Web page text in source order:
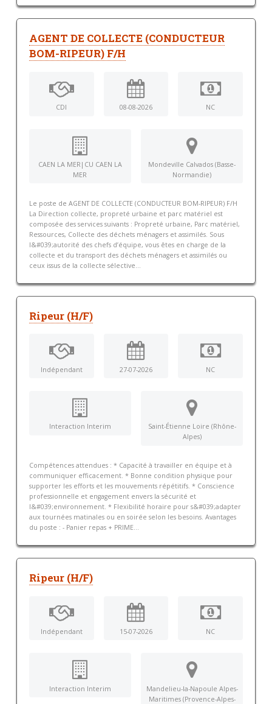
AGENT DE COLLECTE (CONDUCTEUR
BOM-RIPEUR) F/H
CDI 08-08-2026 NC
CAEN LA MER|CU CAEN LA
MER
Mondeville Calvados (Basse-
Normandie)
Le poste de AGENT DE COLLECTE (CONDUCTEUR BOM-RIPEUR) F/H
La Direction collecte, propreté urbaine et parc matériel est
composée des services suivants : Propreté urbaine, Parc matériel,
Ressources, Collecte des déchets ménagers et assimilés. Sous
l&#039;autorité des chefs d’équipe, vous êtes en charge de la
collecte et du transport des déchets ménagers et assimilés ou
ceux issus de la collecte sélective...
Ripeur (H/F)
Indépendant 27-07-2026 NC
Interaction Interim
Saint-Étienne Loire (Rhône-
Alpes)
Compétences attendues : * Capacité à travailler en équipe et à
communiquer efficacement. * Bonne condition physique pour
supporter les efforts et les mouvements répétitifs. * Conscience
professionnelle et engagement envers la sécurité et
l&#039;environnement. * Flexibilité horaire pour s&#039;adapter
aux tournées matinales ou en soirée selon les besoins. Avantages
du poste : - Panier repas + PRIME...
Ripeur (H/F)
Indépendant 15-07-2026 NC
Interaction Interim
Mandelieu-la-Napoule Alpes-
Maritimes (Provence-Alpes-